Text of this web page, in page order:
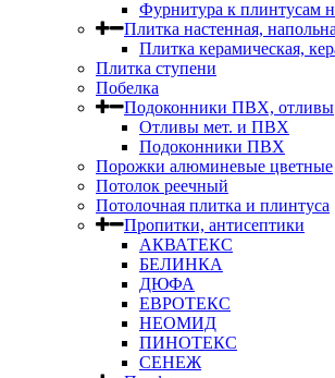
Фурнитура к плинтусам
Плитка настенная,
Плитка керамическая,
Плитка ступени
Побелка
Подоконники ПВХ, отливы
Отливы мет. и ПВХ
Подоконники ПВХ
Порожки алюминевые цветные
Потолок реечный
Потолочная плитка и плинтуса
Пропитки, антисептики
АКВАТЕКС
БЕЛИНКА
ДЮФА
ЕВРОТЕКС
НЕОМИД
ПИНОТЕКС
СЕНЕЖ